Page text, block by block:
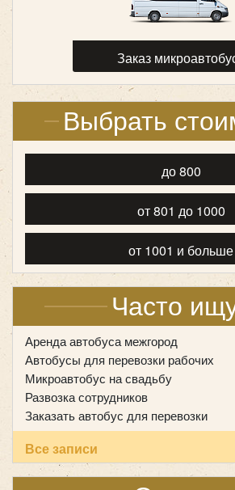
Заказ
Выбрать
до 800
от 801 до 1000
от 1001 и больше
Часто
Аренда автобуса межгород
Автобусы для перевозки рабочих
Микроавтобус на свадьбу
Развозка сотрудников
Заказать автобус для перевозки
Все записи
Количество мест:18
Цена от:1600 руб/
Mercedes Viano 6
Количество мест:6